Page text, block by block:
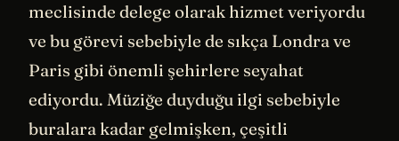
meclisinde delege olarak hizmet veriyordu
ve bu görevi sebebiyle de sıkça Londra ve
Paris gibi önemli şehirlere seyahat
ediyordu. Müziğe duyduğu ilgi sebebiyle
buralara kadar gelmişken, çeşitli